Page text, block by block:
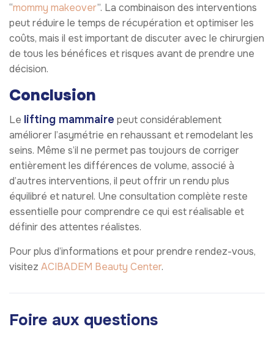
“mommy makeover”. La combinaison des interventions
peut réduire le temps de récupération et optimiser les
coûts, mais il est important de discuter avec le chirurgien
de tous les bénéfices et risques avant de prendre une
décision.
Conclusion
Le lifting mammaire peut considérablement
améliorer l’asymétrie en rehaussant et remodelant les
seins. Même s’il ne permet pas toujours de corriger
entièrement les différences de volume, associé à
d’autres interventions, il peut offrir un rendu plus
équilibré et naturel. Une consultation complète reste
essentielle pour comprendre ce qui est réalisable et
définir des attentes réalistes.
Pour plus d’informations et pour prendre rendez-vous,
visitez ACIBADEM Beauty Center.
Foire aux questions